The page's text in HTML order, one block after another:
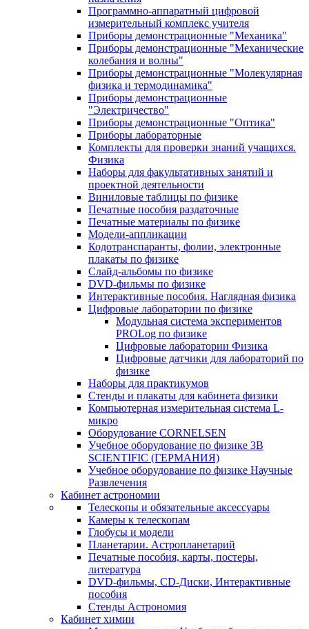
Программно-аппаратный цифровой
измерительный комплекс учителя
Приборы демонстрационные "Механика"
Приборы демонстрационные "Механические
колебания и волны"
Приборы демонстрационные "Молекулярная
физика и термодинамика"
Приборы демонстрационные
"Электричество"
Приборы демонстрационные "Оптика"
Приборы лабораторные
Комплекты для проверки знаний учащихся.
Физика
Наборы для факультативных занятий и
проектной деятельности
Виниловые таблицы по физике
Печатные пособия раздаточные
Печатные материалы по физике
Модели-аппликации
Кодотранспаранты, фолии, электронные
плакаты по физике
Слайд-альбомы по физике
DVD-фильмы по физике
Интерактивные пособия. Наглядная физика
Цифровые лаборатории по физике
Модульная система экспериментов
PROLog по физике
Цифровые лаборатории Физика
Цифровые датчики для лабораторий по
физике
Наборы для практикумов
Стенды и плакаты для кабинета физики
Компьютерная измерительная система L-
микро
Оборудование CORNELSEN
Учебное оборудование по физике 3B
SCIENTIFIC (ГЕРМАНИЯ)
Учебное оборудование по физике Научные
Развлечения
Кабинет астрономии
Телескопы и обязательные аксессуары
Камеры к телескопам
Глобусы и модели
Планетарии. Астропланетарий
Печатные пособия, карты, постеры,
литература
DVD-фильмы, CD-Диски, Интерактивные
пособия
Стенды Астрономия
Кабинет химии